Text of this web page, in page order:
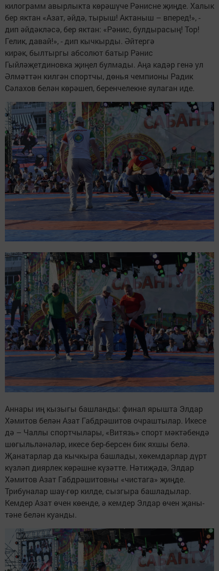
килограмм авырлыкта көрәшүче Рәнисне җиңде. Халык
бер яктан «Азат, әйдә, тырыш! Актаныш – вперед!», -
дип әйдәкләсә, бер яктан: «Рәнис, булдырасың! Тор!
Гелик, давай!», - дип кычкырды. Әйтергә
кирәк, былтыргы абсолют батыр Рәнис
Гыйләҗетдиновка җиңел булмады. Аңа кадәр генә ул
Әлмәттән килгән спортчы, дөнья чемпионы Радик
Сәлахов белән көрәшеп, беренчелекне яулаган иде.
Аннары иң кызыгы башланды: финал ярышта Элдар
Хәмитов белән Азат Габдрәшитов очраштылар. Икесе
дә – Чаллы спортчылары, «Витязь» спорт мәктәбендә
шөгыльләнәләр, икесе бер-берсен бик яхшы белә.
Җанатарлар да кычкыра башлады, хөкемдарлар дүрт
күзләп диярлек көрәшне күзәтте. Нәтиҗәдә, Элдар
Хәмитов Азат Габдрәшитовны «чистага» җиңде.
Трибуналар шау-гөр килде, сызгыра башладылар.
Кемдер Азат өчен көенде, ә кемдер Элдар өчен җаны-
тәне белән куанды.